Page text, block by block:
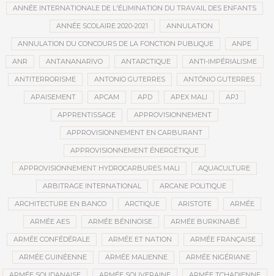
ANNÉE INTERNATIONALE DE L'ÉLIMINATION DU TRAVAIL DES ENFANTS
ANNÉE SCOLAIRE 2020-2021 ANNULATION
ANNULATION DU CONCOURS DE LA FONCTION PUBLIQUE ANPE
ANR ANTANANARIVO ANTARCTIQUE ANTI-IMPÉRIALISME
ANTITERRORISME ANTONIO GUTERRES ANTÓNIO GUTERRES
APAISEMENT APCAM APD APEX MALI APJ
APPRENTISSAGE APPROVISIONNEMENT
APPROVISIONNEMENT EN CARBURANT
APPROVISIONNEMENT ÉNERGÉTIQUE
APPROVISIONNEMENT HYDROCARBURES MALI AQUACULTURE
ARBITRAGE INTERNATIONAL ARCANE POLITIQUE
ARCHITECTURE EN BANCO ARCTIQUE ARISTOTE ARMÉE
ARMÉE AES ARMÉE BÉNINOISE ARMÉE BURKINABÉ
ARMÉE CONFÉDÉRALE ARMÉE ET NATION ARMÉE FRANÇAISE
ARMÉE GUINÉENNE ARMÉE MALIENNE ARMÉE NIGÉRIANE